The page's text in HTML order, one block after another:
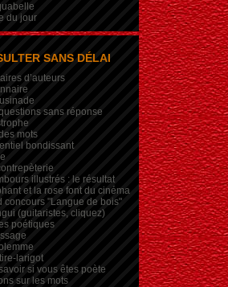
du jour
SANS DÉLAI
d’auteurs
sans réponse
mots
bondissant
illustrés : le résultat
et la rose font du cinéma
concours "Langue de bois"
(guitaristes, cliquez)
poétiques
larigot
si vous êtes poète
sur les mots